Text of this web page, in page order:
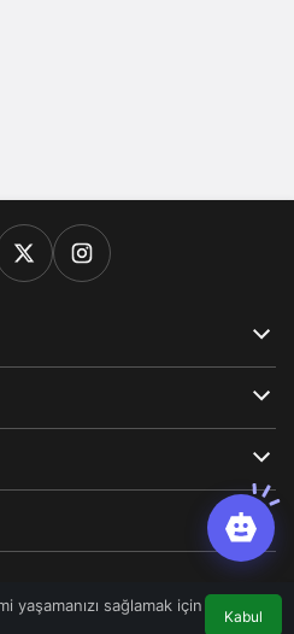
sağlamak için
Kabul
Saklıdır